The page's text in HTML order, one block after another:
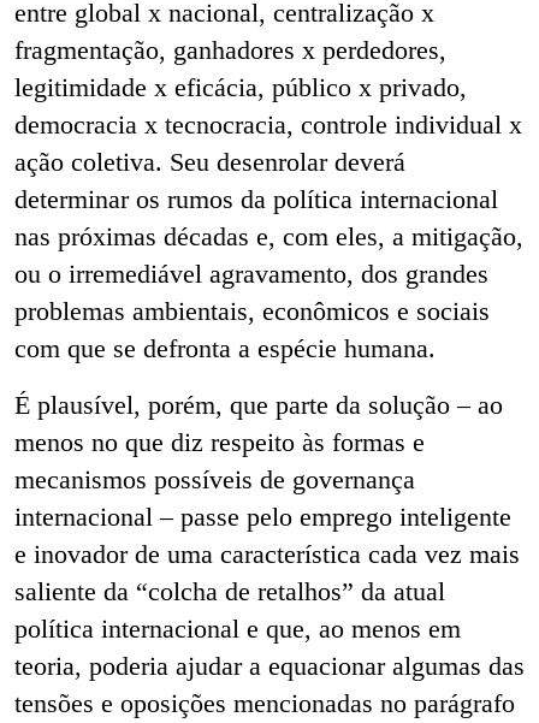
entre global x nacional, centralização x
fragmentação, ganhadores x perdedores,
legitimidade x eficácia, público x privado,
democracia x tecnocracia, controle individual x
ação coletiva. Seu desenrolar deverá
determinar os rumos da política internacional
nas próximas décadas e, com eles, a mitigação,
ou o irremediável agravamento, dos grandes
problemas ambientais, econômicos e sociais
com que se defronta a espécie humana.
É plausível, porém, que parte da solução – ao
menos no que diz respeito às formas e
mecanismos possíveis de governança
internacional – passe pelo emprego inteligente
e inovador de uma característica cada vez mais
saliente da “colcha de retalhos” da atual
política internacional e que, ao menos em
teoria, poderia ajudar a equacionar algumas das
tensões e oposições mencionadas no parágrafo